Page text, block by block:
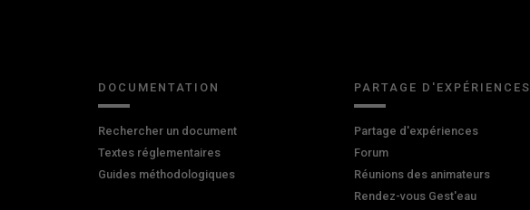
DOCUMENTATION
Rechercher un document
Textes réglementaires
Guides méthodologiques
PARTAGE D'EXPÉRIENCES
Partage d'expériences
Forum
Réunions des animateurs
Rendez-vous Gest'eau